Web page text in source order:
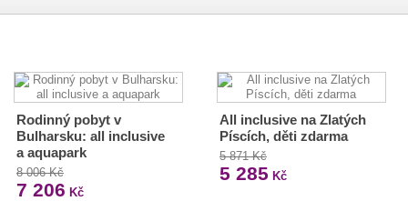
Rodinný pobyt v
Bulharsku: all inclusive
a aquapark
8 006 Kč
7 206 Kč
All inclusive na Zlatých
Píscích, děti zdarma
5 871 Kč
5 285 Kč